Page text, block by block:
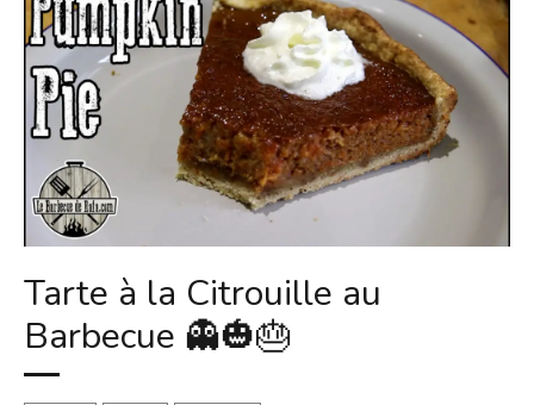
Tarte à la Citrouille au
Barbecue 👻🎃🎂